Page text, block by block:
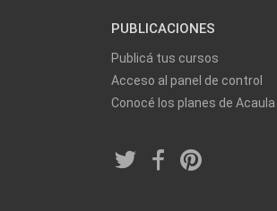
PUBLICACIONES
Publicá tus cursos
Acceso al panel de control
Conocé los planes de Acaula